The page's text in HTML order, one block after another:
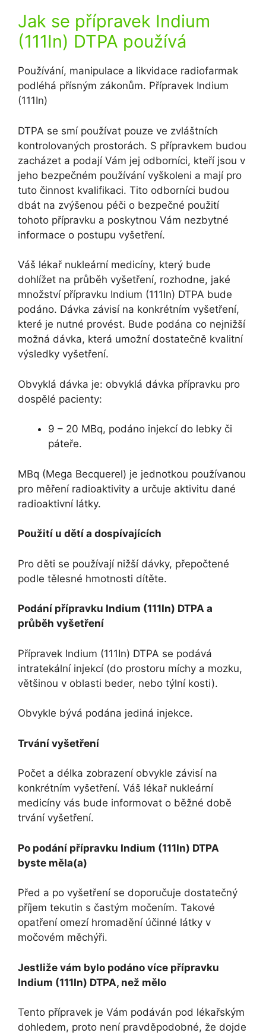
Jak se přípravek Indium
(111In) DTPA používá
Používání, manipulace a likvidace radiofarmak
podléhá přísným zákonům. Přípravek Indium
(111In)
DTPA se smí používat pouze ve zvláštních
kontrolovaných prostorách. S přípravkem budou
zacházet a podají Vám jej odborníci, kteří jsou v
jeho bezpečném používání vyškoleni a mají pro
tuto činnost kvalifikaci. Tito odborníci budou
dbát na zvýšenou péči o bezpečné použití
tohoto přípravku a poskytnou Vám nezbytné
informace o postupu vyšetření.
Váš lékař nukleární medicíny, který bude
dohlížet na průběh vyšetření, rozhodne, jaké
množství přípravku Indium (111In) DTPA bude
podáno. Dávka závisí na konkrétním vyšetření,
které je nutné provést. Bude podána co nejnižší
možná dávka, která umožní dostatečně kvalitní
výsledky vyšetření.
Obvyklá dávka je: obvyklá dávka přípravku pro
dospělé pacienty:
9 – 20 MBq, podáno injekcí do lebky či
páteře.
MBq (Mega Becquerel) je jednotkou používanou
pro měření radioaktivity a určuje aktivitu dané
radioaktivní látky.
Použití u dětí a dospívajících
Pro děti se používají nižší dávky, přepočtené
podle tělesné hmotnosti dítěte.
Podání přípravku Indium (111In) DTPA a
průběh vyšetření
Přípravek Indium (111In) DTPA se podává
intratekální injekcí (do prostoru míchy a mozku,
většinou v oblasti beder, nebo týlní kosti).
Obvykle bývá podána jediná injekce.
Trvání vyšetření
Počet a délka zobrazení obvykle závisí na
konkrétním vyšetření. Váš lékař nukleární
medicíny vás bude informovat o běžné době
trvání vyšetření.
Po podání přípravku Indium (111In) DTPA
byste měla(a)
Před a po vyšetření se doporučuje dostatečný
příjem tekutin s častým močením. Takové
opatření omezí hromadění účinné látky v
močovém měchýři.
Jestliže vám bylo podáno více přípravku
Indium (111In) DTPA, než mělo
Tento přípravek je Vám podáván pod lékařským
dohledem, proto není pravděpodobné, že dojde